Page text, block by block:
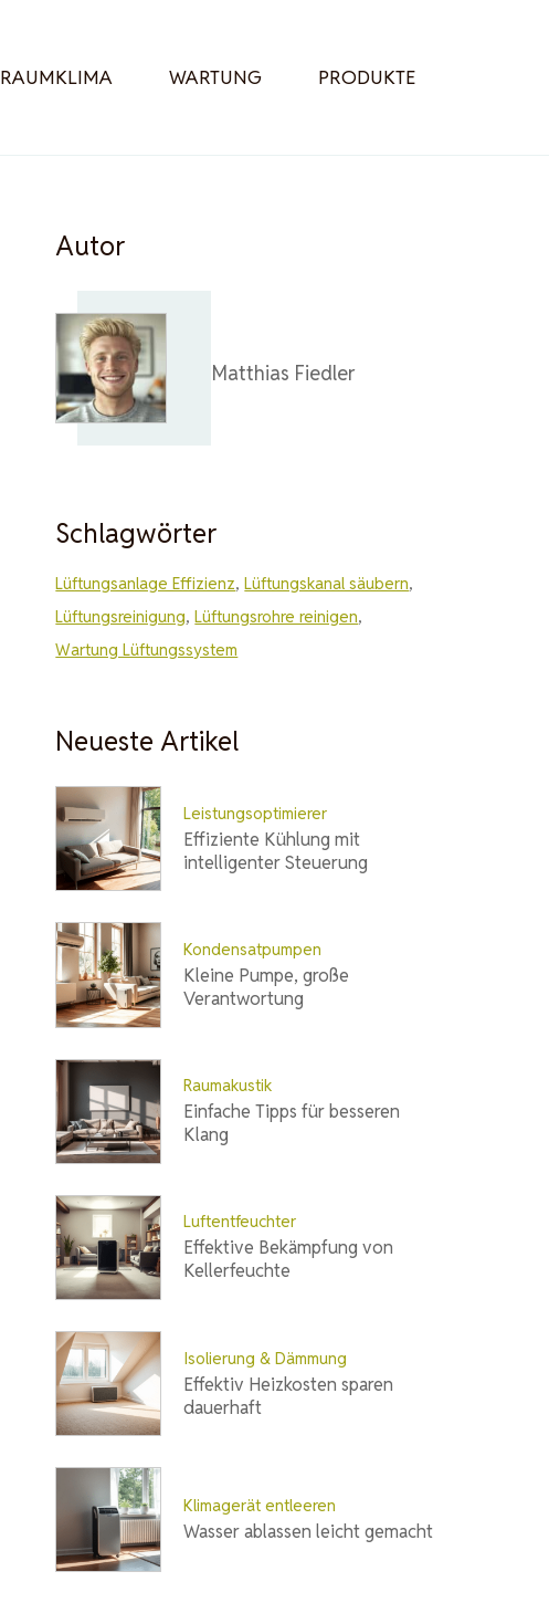
RAUMKLIMA WARTUNG PRODUKTE
Autor
Matthias Fiedler
Schlagwörter
Lüftungsanlage Effizienz, Lüftungskanal säubern,
Lüftungsreinigung, Lüftungsrohre reinigen,
Wartung Lüftungssystem
Neueste Artikel
Leistungsoptimierer
Effiziente Kühlung mit
intelligenter Steuerung
Kondensatpumpen
Kleine Pumpe, große
Verantwortung
Raumakustik
Einfache Tipps für besseren
Klang
Luftentfeuchter
Effektive Bekämpfung von
Kellerfeuchte
Isolierung & Dämmung
Effektiv Heizkosten sparen
dauerhaft
Klimagerät entleeren
Wasser ablassen leicht gemacht